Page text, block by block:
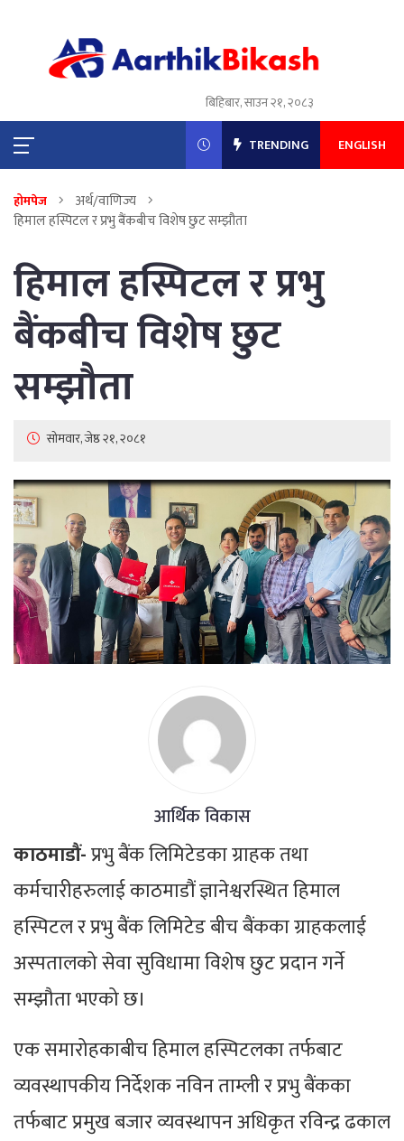
बिहिबार, साउन २१, २०८३
TRENDING ENGLISH
होमपेज
अर्थ/वाणिज्य
हिमाल हस्पिटल र प्रभु बैंकबीच विशेष छुट सम्झौता
हिमाल हस्पिटल र प्रभु
बैंकबीच विशेष छुट
सम्झौता
सोमवार, जेष्ठ २१, २०८१
आर्थिक विकास
काठमाडौं-प्रभु बैंक लिमिटेडका ग्राहक तथा
कर्मचारीहरुलाई काठमाडौं ज्ञानेश्वरस्थित हिमाल
हस्पिटल र प्रभु बैंक लिमिटेड बीच बैंकका ग्राहकलाई
अस्पतालको सेवा सुविधामा विशेष छुट प्रदान गर्ने
सम्झौता भएको छ।
एक समारोहकाबीच हिमाल हस्पिटलका तर्फबाट
व्यवस्थापकीय निर्देशक नविन ताम्ली र प्रभु बैंकका
तर्फबाट प्रमुख बजार व्यवस्थापन अधिकृत रविन्द्र ढकाल